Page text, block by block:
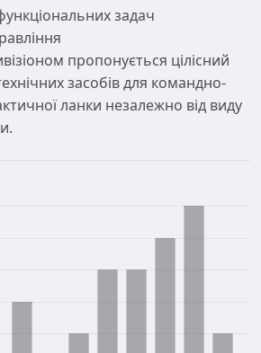
задач
пропонується цілісний
засобів для командно-
ланки незалежно від виду